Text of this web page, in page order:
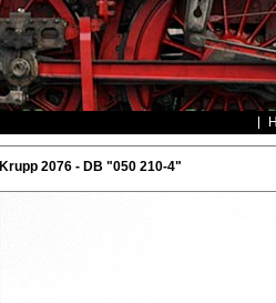
Krupp 2076 - DB "050 210-4"